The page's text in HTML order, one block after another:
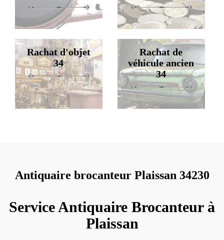
Rachat d'objet
34
Rachat de
véhicule ancien
34
Antiquaire brocanteur Plaissan 34230
Service Antiquaire Brocanteur à
Plaissan